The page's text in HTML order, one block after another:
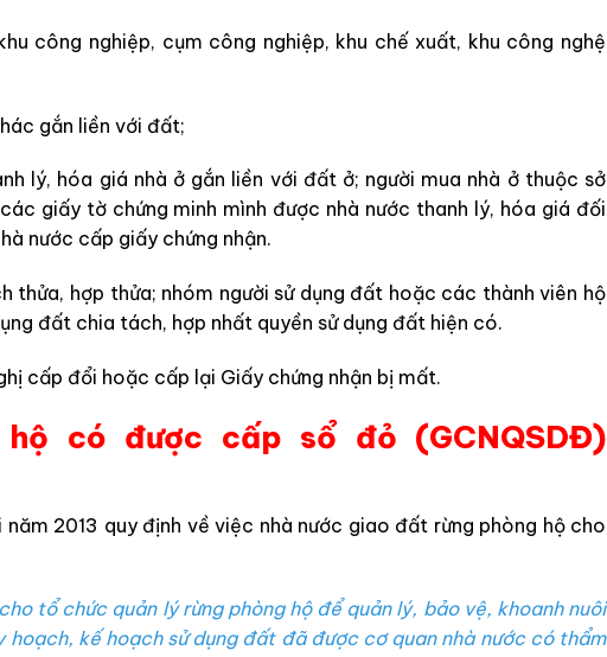
công nghiệp, cụm công nghiệp, khu chế xuất, khu công nghệ
gắn liền với đất;
lý, hóa giá nhà ở gắn liền với đất ở; người mua nhà ở thuộc sở
giấy tờ chứng minh mình được nhà nước thanh lý, hóa giá đối
nước cấp giấy chứng nhận.
thửa, hợp thửa; nhóm người sử dụng đất hoặc các thành viên hộ
đất chia tách, hợp nhất quyền sử dụng đất hiện có.
cấp đổi hoặc cấp lại Giấy chứng nhận bị mất.
có được cấp sổ đỏ (GCNQSDĐ)
2013 quy định về việc nhà nước giao đất rừng phòng hộ cho
tổ chức quản lý rừng phòng hộ để quản lý, bảo vệ, khoanh nuôi
hoạch, kế hoạch sử dụng đất đã được cơ quan nhà nước có thẩm